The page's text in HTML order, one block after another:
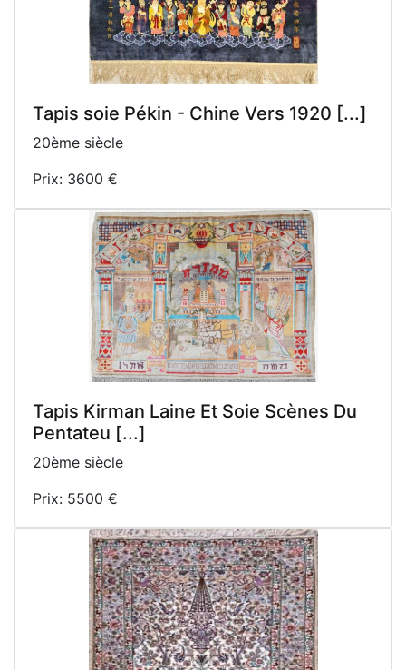
Tapis soie Pékin - Chine Vers 1920 [...]
20ème siècle
Prix: 3600 €
Tapis Kirman Laine Et Soie Scènes Du
Pentateu [...]
20ème siècle
Prix: 5500 €